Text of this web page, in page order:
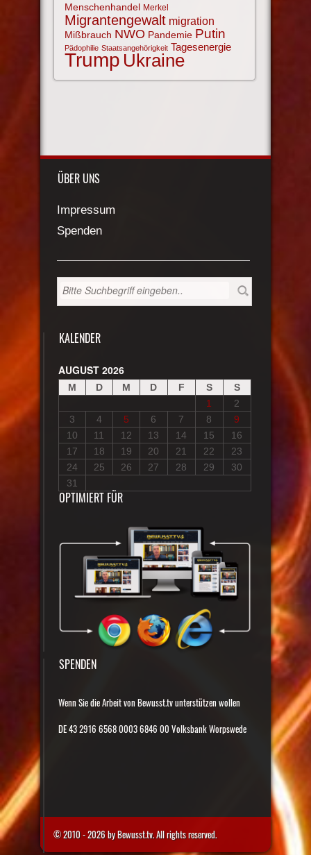
Menschenhandel Merkel
Migrantengewalt migration
Mißbrauch NWO Pandemie Putin
Pädophilie Staatsangehörigkeit Tagesenergie
Trump Ukraine
ÜBER UNS
Impressum
Spenden
KALENDER
AUGUST 2026
M D M D F S
S
1
2
3
4 5 6 7 8
9
10
11 12 13 14 15
16
17
18 19 20 21 22
23
24
25 26 27 28 29
30
31
OPTIMIERT FÜR
SPENDEN
Wenn Sie die Arbeit von Bewusst.tv unterstützen wollen
DE 43 2916 6568 0003 6846 00 Volksbank Worpswede
© 2010 - 2026 by Bewusst.tv. All rights reserved.